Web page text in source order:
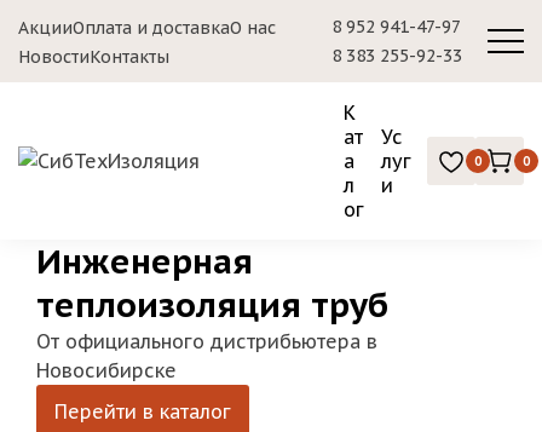
АкцииОплата и доставкаО нас
НовостиКонтакты
8 952 941-47-97
8 383 255-92-33
К
ат
а
л
ог
Ус
луг
и
0 0
Инженерная
теплоизоляция труб
От официального дистрибьютера в
Новосибирске
Перейти в каталог